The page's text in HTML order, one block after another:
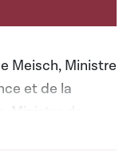
Meisch, Ministre
et de la
Ministre de
ou cacher tous les